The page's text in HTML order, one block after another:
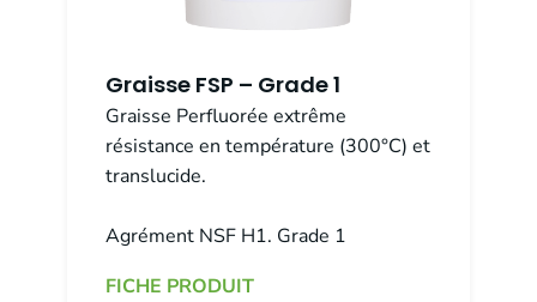
Graisse FSP – Grade 1
Graisse Perfluorée extrême
résistance en température (300°C) et
translucide.
Agrément NSF H1. Grade 1
FICHE PRODUIT